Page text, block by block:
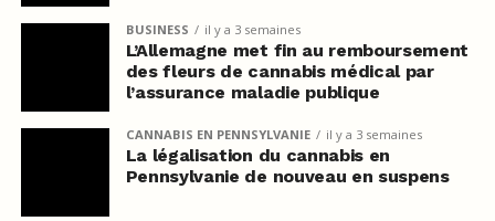
BUSINESS il y a 3 semaines
L’Allemagne met fin au remboursement
des fleurs de cannabis médical par
l’assurance maladie publique
CANNABIS EN PENNSYLVANIE il y a 3 semaines
La légalisation du cannabis en
Pennsylvanie de nouveau en suspens